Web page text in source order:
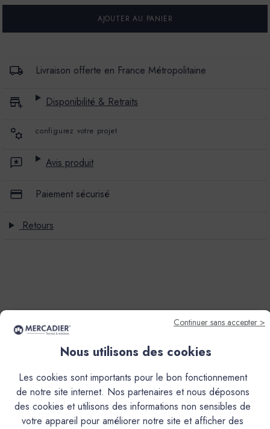
POUR
PEINTURE
MATÉCO
MINÉRAL
-
POUR
PEINTURE
MATÉCO
MINÉRAL
-
Livraison offerte en France Métropolitaine
Disponibilité & Retraits
configurez votre projet
Avis produit
Paiement sécurisé
Retours
Couleurs & Échantillons
Le Mateco est une peinture de décoration en phase
Continuer sans accepter >
Nous utilisons des cookies
Les cookies sont importants pour le bon fonctionnement
de notre site internet. Nos partenaires et nous déposons
des cookies et utilisons des informations non sensibles de
votre appareil pour améliorer notre site et afficher des